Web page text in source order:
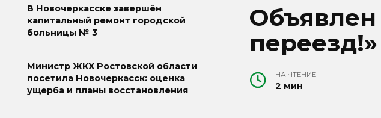
переезд!»
НА ЧТЕНИЕ
2 мин
В Новочеркасске завершён
капитальный ремонт городской
больницы № 3
Министр ЖКХ Ростовской области
посетила Новочеркасск: оценка
ущерба и планы восстановления